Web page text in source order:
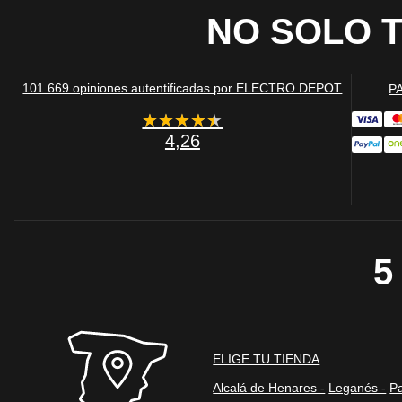
NO SOLO
101.669 opiniones autentificadas por ELECTRO DEPOT
★★★★★
★★★★★
4,26
5
ELIGE TU TIENDA
Alcalá de Henares - Leganés -
Información de las
crear un perfil de
publicidad estará
Cookies de redes
la oportunidad de
sitios web y crear
Cookies